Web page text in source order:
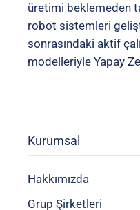
üretimi beklemeden
robot sistemleri
sonrasındaki aktif
modelleriyle Yapay
Kurumsal
Hakkımızda
Grup Şirketleri